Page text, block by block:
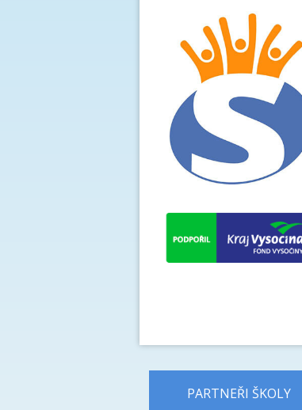
PARTNEŘI ŠKOLY